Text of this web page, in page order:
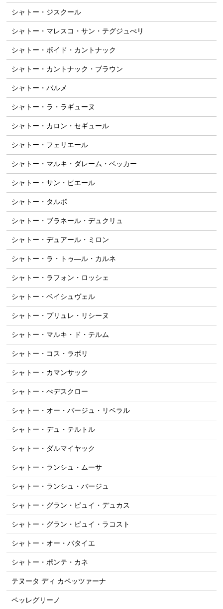
シャトー・ジスクール
シャトー・マレスコ・サン・テグジュぺリ
シャトー・ボイド・カントナック
シャトー・カントナック・ブラウン
シャトー・パルメ
シャトー・ラ・ラギューヌ
シャトー・カロン・セギュール
シャトー・フェリエール
シャトー・マルキ・ダレーム・ベッカー
シャトー・サン・ピエール
シャトー・タルボ
シャトー・ブラネール・デュクリュ
シャトー・デュアール・ミロン
シャトー・ラ・トゥ―ル・カルネ
シャトー・ラフォン・ロッシェ
シャトー・ベイシュヴェル
シャトー・プリュレ・リシーヌ
シャトー・マルキ・ド・テルム
シャトー・コス・ラボリ
シャトー・カマンサック
シャトー・ぺデスクロー
シャトー・オー・バージュ・リベラル
シャトー・デュ・テルトル
シャトー・ダルマイヤック
シャトー・ランシュ・ムーサ
シャトー・ランシュ・バージュ
シャトー・グラン・ピュイ・デュカス
シャトー・グラン・ピュイ・ラコスト
シャトー・オー・バタイエ
シャトー・ポンテ・カネ
テヌータ ディ カペッツァーナ
ペッレグリーノ